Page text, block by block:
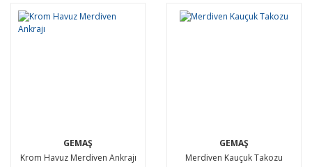
GEMAŞ
Krom Havuz Merdiven Ankrajı
GEMAŞ
Merdiven Kauçuk Takozu